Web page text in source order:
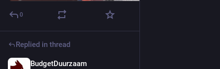
0
Replied in thread
BudgetDuurzaam